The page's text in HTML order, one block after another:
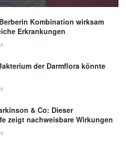
Kombination wirksam
Erkrankungen
der Darmflora könnte
& Co: Dieser
zeigt nachweisbare Wirkungen